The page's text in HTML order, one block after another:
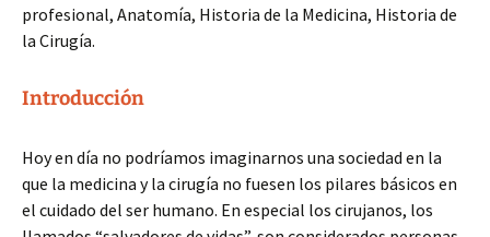
profesional, Anatomía, Historia de la Medicina, Historia de
la Cirugía.
Introducción
Hoy en día no podríamos imaginarnos una sociedad en la
que la medicina y la cirugía no fuesen los pilares básicos en
el cuidado del ser humano. En especial los cirujanos, los